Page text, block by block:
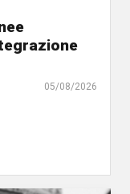
05/08/2026